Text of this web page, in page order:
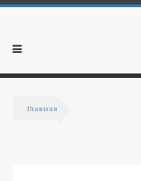
Перейти к основному
Мобильное
Главная